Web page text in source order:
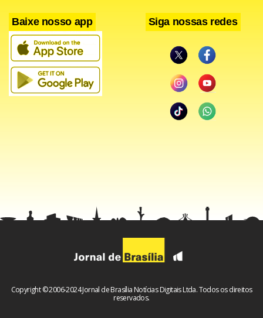
Baixe nosso app Siga nossas redes
Copyright © 2006-2024 Jornal de Brasília Notícias Digitais Ltda. Todos os direitos
reservados.